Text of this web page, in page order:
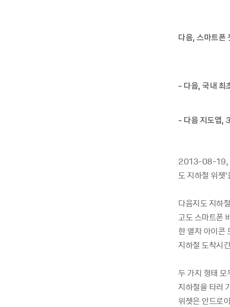
다음, 스마트폰
- 다음, 국내 최
- 다음 지도앱,
2013-08-19,
도 지하철 위젯
다음지도 지하
고도 스마트폰
한 열차 아이콘
지하철 도착시
두 가지 형태
지하철을 타러
위젯은 안드로